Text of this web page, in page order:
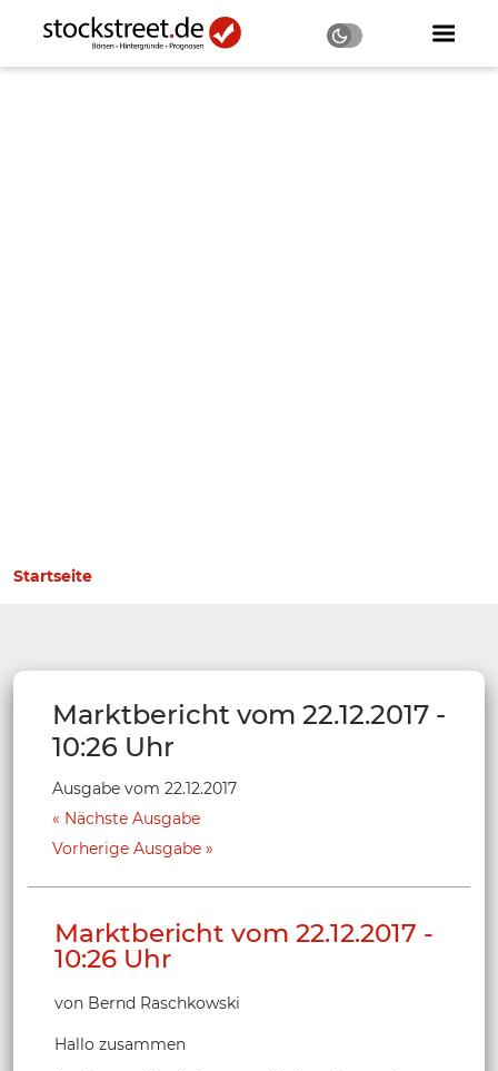
Startseite
Marktbericht vom 22.12.2017 -
10:26 Uhr
Ausgabe vom 22.12.2017
Nächste Ausgabe
Vorherige Ausgabe
Marktbericht vom 22.12.2017 -
10:26 Uhr
von Bernd Raschkowski
Hallo zusammen